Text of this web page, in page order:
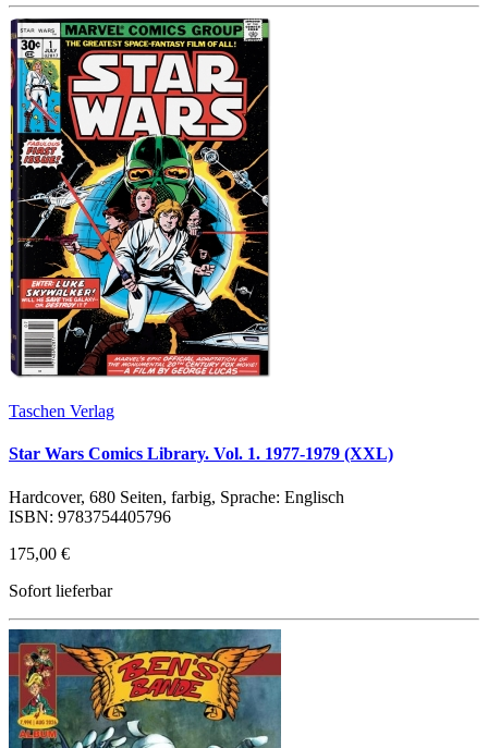
Taschen Verlag
Star Wars Comics Library. Vol. 1. 1977-1979 (XXL)
Hardcover, 680 Seiten, farbig, Sprache: Englisch
ISBN: 9783754405796
175,00 €
Sofort lieferbar